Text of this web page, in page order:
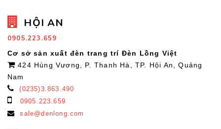
HỘI AN
0905.223.659
Cơ sở sản xuất đèn trang trí Đèn Lồng Việt
424 Hùng Vương, P. Thanh Hà, TP. Hội An, Quảng
Nam
(0235)3.863.490
0905.223.659
sale@denlong.com